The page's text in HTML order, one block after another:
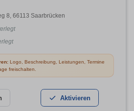
8, 66113 Saarbrücken
Logo, Beschreibung, Leistungen, Termine
freischalten.
Aktivieren